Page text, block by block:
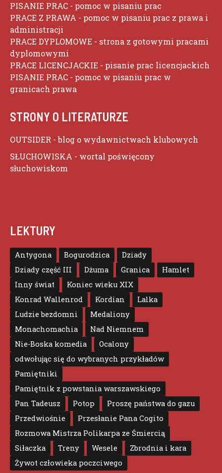
PISANIE PRAC - pomoc w pisaniu prac
PRACE Z PRAWA - pomoc w pisaniu prac z prawa i
administracji
PRACE DYPLOMOWE - strona z gotowymi pracami
dyplomowymi
PRACE LICENCJACKIE - pisanie prac licencjackich
PISANIE PRAC - pomoc w pisaniu prac w
granicach prawa
STRONY O LITERATURZE
OUTSIDER - blog o wydawnictwach klubowych
SŁUCHOWISKA - wortal poświęcony
słuchowiskom
LEKTURY
Antygona Bogurodzica
Dziady
Dziady część III
Dżuma Granica
Hamlet
Inny świat
Koniec wieku XIX
Konrad Wallenrod
Kordian
Lalka
Ludzie bezdomni
Medaliony
Monachomachia
Nad Niemnem
Nie-Boska komedia
Ocalony
odwołując się do wybranych przykładów
Pamiętniki
Pamiętnik z powstania warszawskiego
Pan Tadeusz
Potop
Proszę państwa do gazu
Przedwiośnie
Przesłanie Pana Cogito
Rozmowa Mistrza Polikarpa ze Śmiercią
Siłaczka
Treny Wesele
Zbrodnia i kara
Żywot człowieka poczciwego